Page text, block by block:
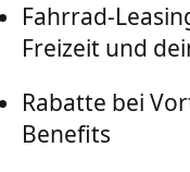
Fahrrad-
Freizeit und
Rabatte bei
Benefits